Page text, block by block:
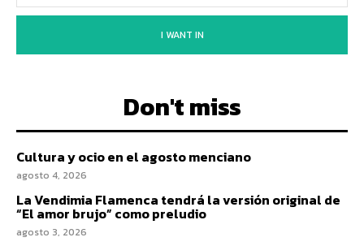
I WANT IN
Don't miss
Cultura y ocio en el agosto menciano
agosto 4, 2026
La Vendimia Flamenca tendrá la versión original de
“El amor brujo” como preludio
agosto 3, 2026